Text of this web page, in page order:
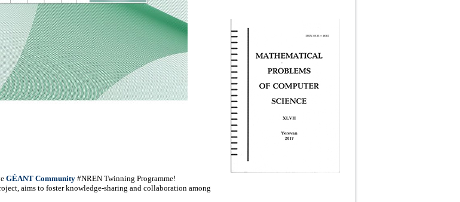
GÉANT Community #NREN Twinning Programme!
aims to foster knowledge-sharing and collaboration among
զարգացման
կորևորությունը՝
ստեղծվեց "Բնական լեզվի
և խոսքի մշակման
լաբորատորիա" որպես ՀՀ
ԳԱԱ ԻԱՊԻ-ի
կառուցվածքայի
ստորաբաժանում։
On July 22, 2026 at 14:00
Institute for Informatics and
Automation Problems (IIAP NAS